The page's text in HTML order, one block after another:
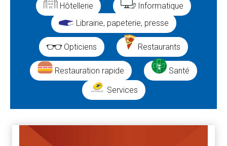
Hôtellerie
Informatique
Librairie, papeterie, presse
Opticiens Restaurants
Restauration rapide
Santé
Services
Résultats